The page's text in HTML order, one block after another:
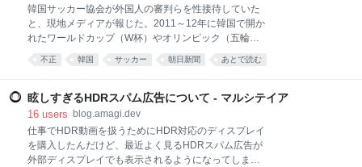
345 ✕
韓国サッカー協会が外国人の審判らを性接待していた
と、現地メディアが報じた。2011～12年に韓国で開か
れたワールドカップ（W杯）やオリンピック（五輪）
の出場をかけた予選などに携わった審判らで、日本
人…
不正 韓国 サッカー 朝日新聞 あとで読む
眩しすぎるHDRスパム広告について - マルシテイア
16 users blog.amagi.dev
仕事でHDR動画を扱うためにHDR対応のディスプレイ
を購入したんだけど、最近よく見るHDRスパム広告が
外部ディスプレイでも表示されるようになってしまっ